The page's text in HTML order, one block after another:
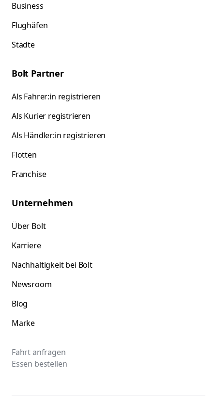
Business
Flughäfen
Städte
Bolt Partner
Als Fahrer:in registrieren
Als Kurier registrieren
Als Händler:in registrieren
Flotten
Franchise
Unternehmen
Über Bolt
Karriere
Nachhaltigkeit bei Bolt
Newsroom
Blog
Marke
Fahrt anfragen
Essen bestellen